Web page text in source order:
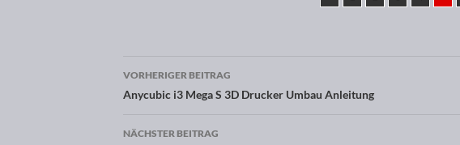
Beitragsnavigation
VORHERIGER BEITRAG
Anycubic i3 Mega S 3D Drucker Umbau Anleitung
NÄCHSTER BEITRAG